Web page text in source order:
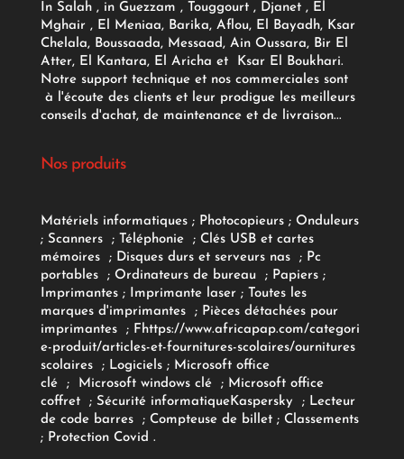
In Salah , in Guezzam , Touggourt , Djanet , El
Mghair , El Meniaa, Barika, Aflou, El Bayadh, Ksar
Chelala, Boussaada, Messaad, Ain Oussara, Bir El
Atter, El Kantara, El Aricha et Ksar El Boukhari.
Notre support technique et nos commerciales sont
à l'écoute des clients et leur prodigue les meilleurs
conseils d'achat, de maintenance et de livraison...
Nos produits
Matériels informatiques; Photocopieurs; Onduleurs
; Scanners ; Téléphonie ; Clés USB et cartes
mémoires
; Disques durs et serveurs nas ; Pc
portables
; Ordinateurs de bureau ; Papiers;
Imprimantes;Imprimante laser; Toutes les
marques d'imprimantes
; Pièces détachées pour
imprimantes
; Fhttps://www.africapap.com/categori
e-produit/articles-et-fournitures-scolaires/ournitures
scolaires; Logiciels ; Microsoft office
clé
; Microsoft windows clé; Microsoft office
coffret ; Sécurité informatiqueKaspersky ; Lecteur
de code barres
; Compteuse de billet; Classements
; Protection Covid .